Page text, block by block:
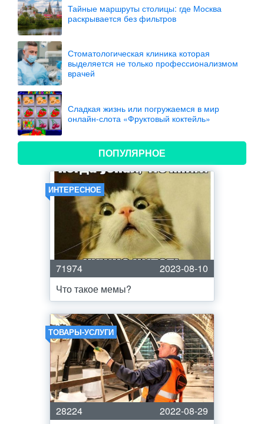
Тайные маршруты столицы: где Москва
раскрывается без фильтров
Стоматологическая клиника которая
выделяется не только профессионализмом
врачей
Сладкая жизнь или погружаемся в мир
онлайн-слота «Фруктовый коктейль»
ПОПУЛЯРНОЕ
ИНТЕРЕСНОЕ
71974
2023-08-10
Что такое мемы?
ТОВАРЫ-УСЛУГИ
28224
2022-08-29